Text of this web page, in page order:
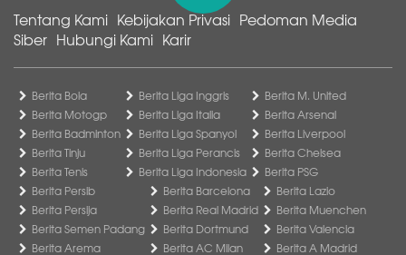
Tentang Kami Kebijakan Privasi Pedoman Media
Siber Hubungi Kami Karir
Berita Bola
Berita Motogp
Berita Badminton
Berita Tinju
Berita Tenis
Berita Liga Inggris
Berita Liga Italia
Berita Liga Spanyol
Berita Liga Perancis
Berita Liga Indonesia
Berita M. United
Berita Arsenal
Berita Liverpool
Berita Chelsea
Berita PSG
Berita Persib
Berita Persija
Berita Semen Padang
Berita Arema
Berita Barcelona
Berita Real Madrid
Berita Dortmund
Berita AC Milan
Berita Lazio
Berita Muenchen
Berita Valencia
Berita A Madrid